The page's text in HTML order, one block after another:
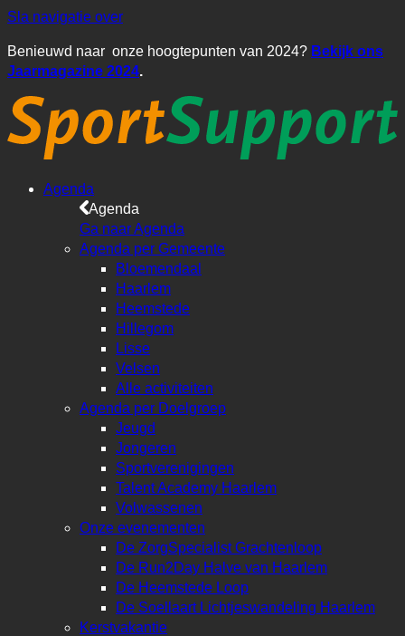
Sla navigatie over
Benieuwd naar onze hoogtepunten van 2024? Bekijk ons
Jaarmagazine 2024.
Agenda
Agenda
Ga naar Agenda
Agenda per Gemeente
Bloemendaal
Haarlem
Heemstede
Hillegom
Lisse
Velsen
Alle activiteiten
Agenda per Doelgroep
Jeugd
Jongeren
Sportverenigingen
Talent Academy Haarlem
Volwassenen
Onze evenementen
De ZorgSpecialist Grachtenloop
De Run2Day Halve van Haarlem
De Heemstede Loop
De Soellaart Lichtjeswandeling Haarlem
Kerstvakantie